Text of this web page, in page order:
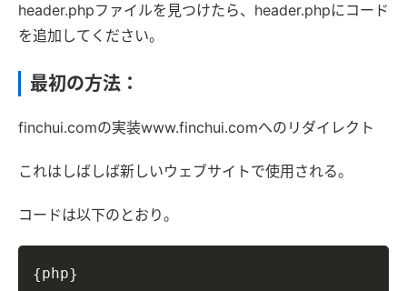
header.phpファイルを見つけたら、header.phpにコード
を追加してください。
最初の方法：
finchui.comの実装www.finchui.comへのリダイレクト
これはしばしば新しいウェブサイトで使用される。
コードは以下のとおり。
{php}